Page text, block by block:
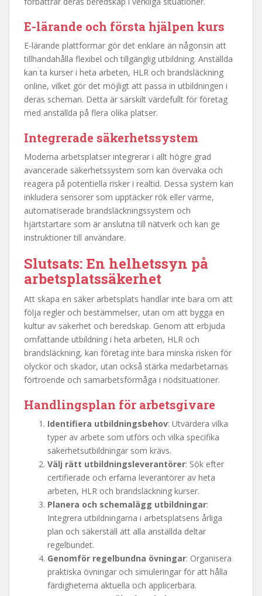
E-lärande och första hjälpen kurs
E-lärande plattformar gör det enklare än någonsin att
tillhandahålla flexibel och tillgänglig utbildning. Anställda
kan ta kurser i heta arbeten, HLR och brandsläckning
online, vilket gör det möjligt att passa in utbildningen i
deras scheman. Detta är särskilt värdefullt för företag
med anställda på flera olika platser.
Integrerade säkerhetssystem
Moderna arbetsplatser integrerar i allt högre grad
avancerade säkerhetssystem som kan övervaka och
reagera på potentiella risker i realtid. Dessa system kan
inkludera sensorer som upptäcker rök eller värme,
automatiserade brandsläckningssystem och
hjärtstartare som är anslutna till nätverk och kan ge
instruktioner till användare.
Slutsats: En helhetssyn på
arbetsplatssäkerhet
Att skapa en säker arbetsplats handlar inte bara om att
följa regler och bestämmelser, utan om att bygga en
kultur av säkerhet och beredskap. Genom att erbjuda
omfattande utbildning i heta arbeten, HLR och
brandsläckning, kan företag inte bara minska risken för
olyckor och skador, utan också stärka medarbetarnas
förtroende och samarbetsförmåga i nödsituationer.
Handlingsplan för arbetsgivare
Identifiera utbildningsbehov: Utvärdera vilka
typer av arbete som utförs och vilka specifika
säkerhetsutbildningar som krävs.
Välj rätt utbildningsleverantörer: Sök efter
certifierade och erfarna leverantörer av heta
arbeten, HLR och brandsläckning kurser.
Planera och schemalägg utbildningar:
Integrera utbildningarna i arbetsplatsens årliga
plan och säkerställ att alla anställda deltar
regelbundet.
Genomför regelbundna övningar: Organisera
praktiska övningar och simuleringar för att hålla
färdigheterna aktuella och applicerbara.